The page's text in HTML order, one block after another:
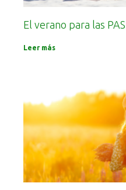
El verano para las PAS
Leer más